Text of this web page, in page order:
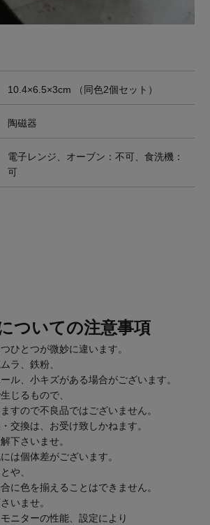
10.4×6.5×3cm （同色2個セット）
陶磁器
電子レンジ、オーブン：不可、食洗機：
可
ついての注意事項
ひとつが微妙に違います。
ラ、鉄粉、
ル、小キズがある場合がございます。
じるもので、
すので不良品ではございません。
交換は、お受け致しかねます。
下さいませ。
は個体差がございます。
や、
に色を揃えることはできません。
いませ。
ニターの性能、設定により